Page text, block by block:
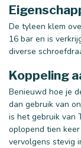
De tyleen klem
16 bar en is
diverse
Koppeling
Benieuwd hoe je
dan gebruik van
is het gebruik van
oplopend tien
vervolgens stevig